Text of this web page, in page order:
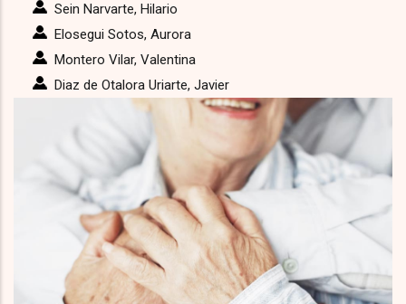
Sein Narvarte, Hilario
Elosegui Sotos, Aurora
Montero Vilar, Valentina
Diaz de Otalora Uriarte, Javier